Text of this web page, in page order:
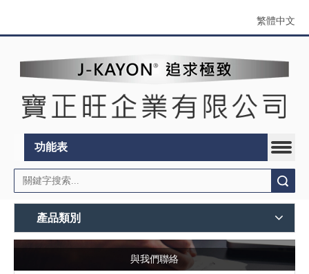
繁體中文
功能表
產品類別
與我們聯絡